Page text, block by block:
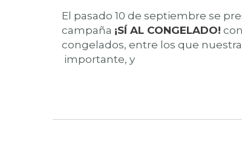
El pasado 10 de septiembre se
campaña ¡SÍ AL CONGELADO!
congelados, entre los que
importante, y